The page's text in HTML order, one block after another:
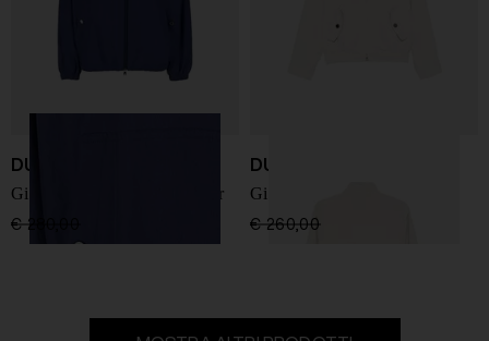
DUNST
Giacca blouson Windbreaker
€ 280,00
DUNST
Giacca blouson in cotone
€ 260,00